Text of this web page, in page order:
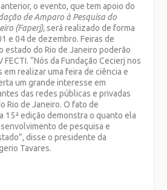
o evento, que tem apoio do
de Amparo à Pesquisa do
(Faperj), será realizado de forma
e 04 de dezembro. Feiras de
estado do Rio de Janeiro poderão
“Nós da Fundação Cecierj nos
realizar uma feira de ciência e
um grande interesse em
das redes públicas e privadas
Rio de Janeiro. O fato de
15ª edição demonstra o quanto ela
de pesquisa e
disse o presidente da
Tavares.